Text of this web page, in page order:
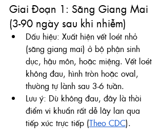
Giai Đoạn 1: Săng Giang Mai
(3-90 ngày sau khi nhiễm)
Dấu hiệu: Xuất hiện vết loét nhỏ
(săng giang mai) ở bộ phận sinh
dục, hậu môn, hoặc miệng. Vết loét
không đau, hình tròn hoặc oval,
thường tự lành sau 3-6 tuần.
Lưu ý: Dù không đau, đây là thời
điểm vi khuẩn rất dễ lây lan qua
tiếp xúc trực tiếp (Theo CDC).